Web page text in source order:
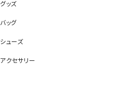
グッズ
バッグ
シューズ
アクセサリー